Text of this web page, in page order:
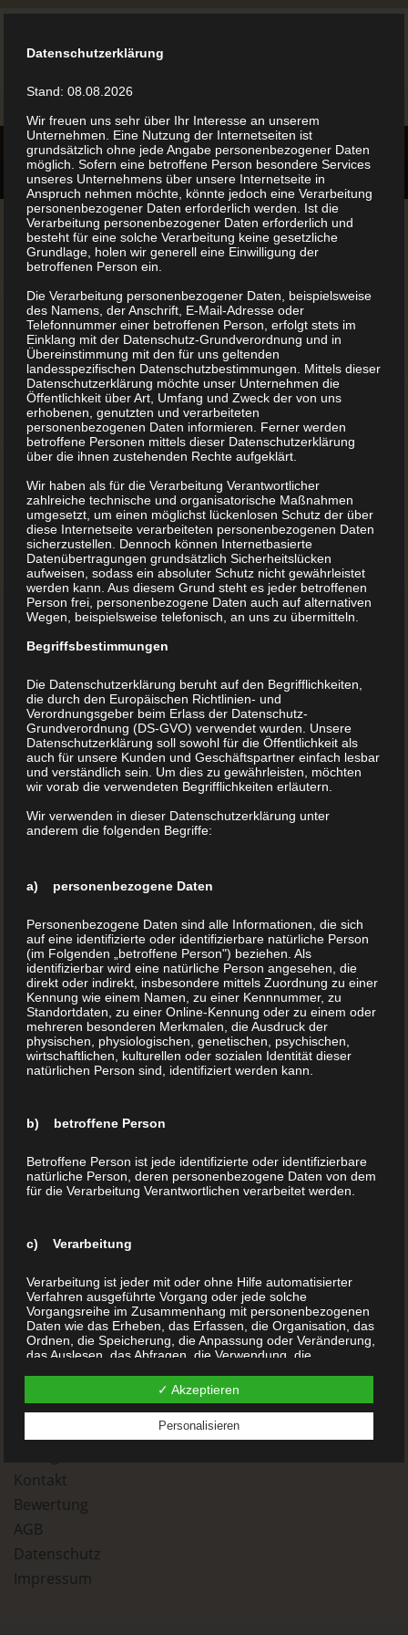
Herrn Sin und sein Team kann ich wirklich
weiterempfehlen. Sehr kompetent, problemlos gute
Beratung und der Preis passt auch.
Hardeggasse 69, Top 21
Österreich
Internet:www.BuchDrucker.at
Home
Aktion
Über uns
Buchdruck (Ihr Buch drucken)
Hardcover Buch
Print on Demand
Veredelung
FAQ´s
Kinderbücher
Kochbücher
Chroniken
Sachbücher
Reisetagebücher
Gedichtsbücher
Kontakt
Bewertung
AGB
Datenschutz
Impressum
Datenschutzerklärung
Stand: 08.08.2026
Wir freuen uns sehr über Ihr Interesse an unserem
Unternehmen. Eine Nutzung der Internetseiten ist
grundsätzlich ohne jede Angabe personenbezogener Daten
möglich. Sofern eine betroffene Person besondere Services
unseres Unternehmens über unsere Internetseite in
Anspruch nehmen möchte, könnte jedoch eine Verarbeitung
personenbezogener Daten erforderlich werden. Ist die
Verarbeitung personenbezogener Daten erforderlich und
besteht für eine solche Verarbeitung keine gesetzliche
Grundlage, holen wir generell eine Einwilligung der
betroffenen Person ein.
Die Verarbeitung personenbezogener Daten, beispielsweise
des Namens, der Anschrift, E-Mail-Adresse oder
Telefonnummer einer betroffenen Person, erfolgt stets im
Einklang mit der Datenschutz-Grundverordnung und in
Übereinstimmung mit den für uns geltenden
landesspezifischen Datenschutzbestimmungen. Mittels dieser
Datenschutzerklärung möchte unser Unternehmen die
Öffentlichkeit über Art, Umfang und Zweck der von uns
erhobenen, genutzten und verarbeiteten
personenbezogenen Daten informieren. Ferner werden
betroffene Personen mittels dieser Datenschutzerklärung
über die ihnen zustehenden Rechte aufgeklärt.
Wir haben als für die Verarbeitung Verantwortlicher
zahlreiche technische und organisatorische Maßnahmen
umgesetzt, um einen möglichst lückenlosen Schutz der über
diese Internetseite verarbeiteten personenbezogenen Daten
sicherzustellen. Dennoch können Internetbasierte
Datenübertragungen grundsätzlich Sicherheitslücken
aufweisen, sodass ein absoluter Schutz nicht gewährleistet
werden kann. Aus diesem Grund steht es jeder betroffenen
Person frei, personenbezogene Daten auch auf alternativen
Wegen, beispielsweise telefonisch, an uns zu übermitteln.
Begriffsbestimmungen
Die Datenschutzerklärung beruht auf den Begrifflichkeiten,
die durch den Europäischen Richtlinien- und
Verordnungsgeber beim Erlass der Datenschutz-
Grundverordnung (DS-GVO) verwendet wurden. Unsere
Datenschutzerklärung soll sowohl für die Öffentlichkeit als
auch für unsere Kunden und Geschäftspartner einfach lesbar
und verständlich sein. Um dies zu gewährleisten, möchten
wir vorab die verwendeten Begrifflichkeiten erläutern.
Wir verwenden in dieser Datenschutzerklärung unter
anderem die folgenden Begriffe:
a) personenbezogene Daten
Personenbezogene Daten sind alle Informationen, die sich
auf eine identifizierte oder identifizierbare natürliche Person
(im Folgenden „betroffene Person") beziehen. Als
identifizierbar wird eine natürliche Person angesehen, die
direkt oder indirekt, insbesondere mittels Zuordnung zu einer
Kennung wie einem Namen, zu einer Kennnummer, zu
Standortdaten, zu einer Online-Kennung oder zu einem oder
mehreren besonderen Merkmalen, die Ausdruck der
physischen, physiologischen, genetischen, psychischen,
wirtschaftlichen, kulturellen oder sozialen Identität dieser
natürlichen Person sind, identifiziert werden kann.
b) betroffene Person
Betroffene Person ist jede identifizierte oder identifizierbare
natürliche Person, deren personenbezogene Daten von dem
für die Verarbeitung Verantwortlichen verarbeitet werden.
c) Verarbeitung
Verarbeitung ist jeder mit oder ohne Hilfe automatisierter
Verfahren ausgeführte Vorgang oder jede solche
Vorgangsreihe im Zusammenhang mit personenbezogenen
Daten wie das Erheben, das Erfassen, die Organisation, das
Ordnen, die Speicherung, die Anpassung oder Veränderung,
das Auslesen, das Abfragen, die Verwendung, die
andere Form der Bereitstellung, den Abgleich oder die
Verknüpfung, die Einschränkung, das Löschen oder die
Vernichtung.
d) Einschränkung der Verarbeitung
Einschränkung der Verarbeitung ist die Markierung
künftige Verarbeitung einzuschränken.
e) Profiling
✓ Akzeptieren
Personalisieren